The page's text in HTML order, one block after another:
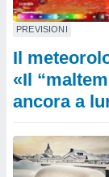
PREVISIONI
Il
«Il
ancora a